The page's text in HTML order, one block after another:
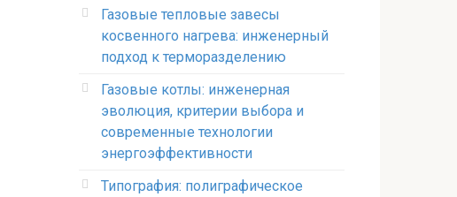
Газовые тепловые завесы
косвенного нагрева: инженерный
подход к терморазделению
Газовые котлы: инженерная
эволюция, критерии выбора и
современные технологии
энергоэффективности
Типография: полиграфическое